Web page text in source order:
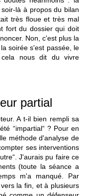
là à propos du bilan
très floue et très mal
fort du dossier qui doit
Non, c'est plus la
soirée s'est passée, le
cela nous dit du vivre
partial
A t-il bien rempli sa
“impartial“ ? Pour en
méthode d'analyse de
ses interventions
J'aurais pu faire ce
(toute la séance a
m'a manqué. Par
la fin, et à plusieurs